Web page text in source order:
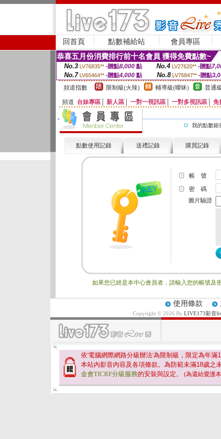
回首頁 點數補給站 會員專區
恭喜五月份消費排行前十名會員 獲得免費點數~
No.3 LV76835** -贈點8,000點 No.4 LV27620** -贈點
No.7 LV65464** -贈點4,000 點 No.8 LV76847** -贈點
頻道指數
限制級(火辣) 輔導級(曖昧) 普通
頻道 台妹專區 新人區 一對一視訊區 一對多視訊區 免
我的點數銀
點數使用記錄 送禮記錄 購買記錄
帳 號
密 碼
圖片驗證
如果您已經是本中心會員者，請輸入您的帳號及
使用條款
Copyright © 2026 By LIVE173影音
依'電腦網際網路分級辦法'為限制級，限定為年滿
本站內影音內容及各項條款。為防範未滿18歲之
金會TICRF分級服務的安裝與設定。 (為還給愛護